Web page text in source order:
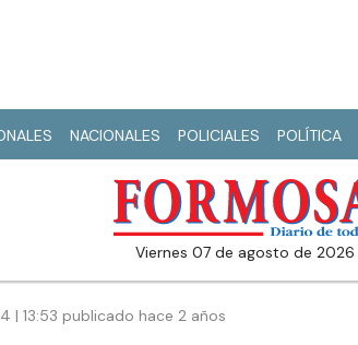
NACIONALES POLICIALES POLÍTICA
viernes 07 de agosto de 2026
| 13:53 publicado hace 2 años